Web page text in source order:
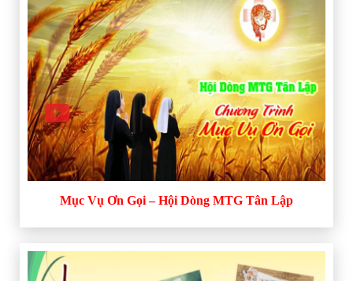
Mục Vụ Ơn Gọi – Hội Dòng MTG Tân Lập